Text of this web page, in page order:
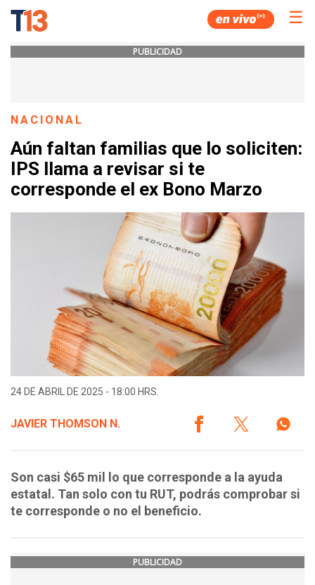
☰
PUBLICIDAD
NACIONAL
Aún faltan familias que lo soliciten:
IPS llama a revisar si te
corresponde el ex Bono Marzo
24 DE ABRIL DE 2025 - 18:00 HRS.
JAVIER THOMSON N.
Son casi $65 mil lo que corresponde a la ayuda
estatal. Tan solo con tu RUT, podrás comprobar si
te corresponde o no el beneficio.
PUBLICIDAD